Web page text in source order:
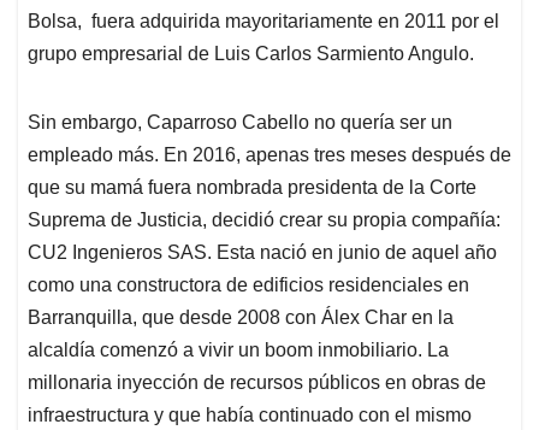
Bolsa, fuera adquirida mayoritariamente en 2011 por el
grupo empresarial de Luis Carlos Sarmiento Angulo.
Sin embargo, Caparroso Cabello no quería ser un
empleado más. En 2016, apenas tres meses después de
que su mamá fuera nombrada presidenta de la Corte
Suprema de Justicia, decidió crear su propia compañía:
CU2 Ingenieros SAS. Esta nació en junio de aquel año
como una constructora de edificios residenciales en
Barranquilla, que desde 2008 con Álex Char en la
alcaldía comenzó a vivir un boom inmobiliario. La
millonaria inyección de recursos públicos en obras de
infraestructura y que había continuado con el mismo